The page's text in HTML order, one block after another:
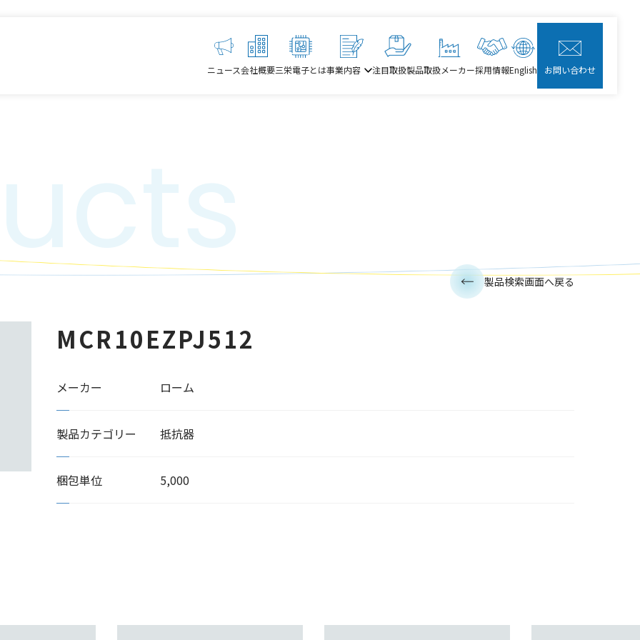
ニュース会社概要三栄電子とは事業内容 注目取扱製品取扱メーカー採用情報English お問い合わせ
MCR10EZPJ512
メーカー ローム
製品カテゴリー 抵抗器
梱包単位 5,000
製品検索画面へ戻る